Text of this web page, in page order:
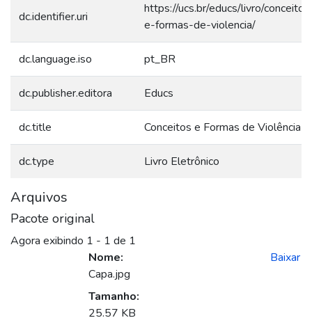
dc.identifier.uri
https://ucs.br/educs/livro/
e-formas-de-violencia/
dc.language.iso pt_BR
dc.publisher.editora Educs
dc.title Conceitos e Formas de Violência
dc.type Livro Eletrônico
Arquivos
Pacote original
Agora exibindo 1 - 1 de 1
Nome:
Capa.jpg
Tamanho:
25.57 KB
Baixar